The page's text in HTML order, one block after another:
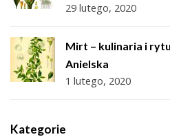
29 lutego, 2020
Mirt – kulinaria i
Anielska
1 lutego, 2020
Kategorie